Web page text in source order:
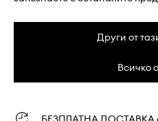
Други от
Всичко